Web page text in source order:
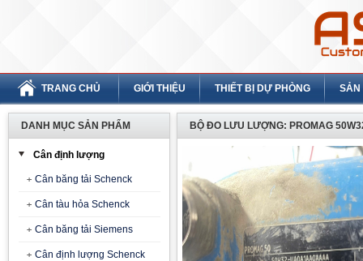
TRANG CHỦ GIỚI THIỆU THIẾT BỊ DỰ PHÒNG SẢN
DANH MỤC SẢN PHẨM
Cân định lượng
Cân băng tải Schenck
Cân tàu hỏa Schenck
Cân băng tải Siemens
Cân định lượng Schenck
BỘ ĐO LƯU LƯỢNG: PROMAG